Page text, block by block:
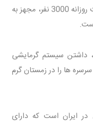
این پارک با مساحت 5.5 هکتار و ظرفیت روزانه 3000 نفر، مجهز به
داشتن سیستم گرمایشی
ها را در زمستان گرم
ایران است که دارای